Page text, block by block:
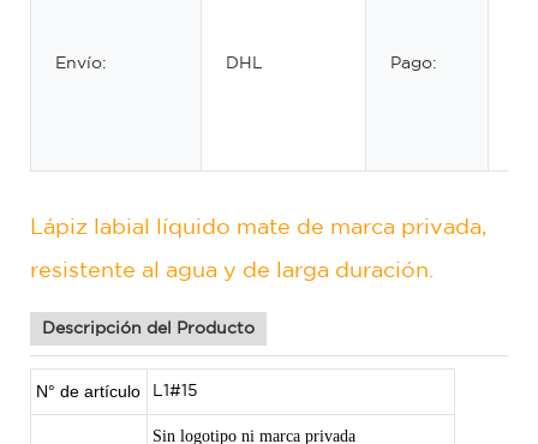
Envío: DHL Pago:
Lápiz labial líquido mate de marca privada,
resistente al agua y de larga duración.
Descripción del Producto
N° de artículo L1#15
Sin logotipo ni marca privada